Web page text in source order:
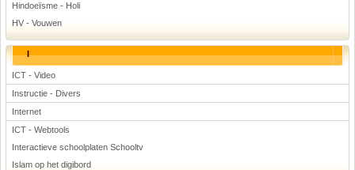
Hindoeïsme - Holi
HV - Vouwen
I
ICT - Video
Instructie - Divers
Internet
ICT - Webtools
Interactieve schoolplaten Schooltv
Islam op het digibord